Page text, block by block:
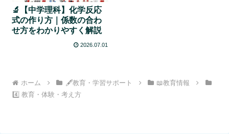
🔬【中学理科】化学反応
式の作り方｜係数の合わ
せ方をわかりやすく解説
2026.07.01
ホーム 🖋教育・学習サポート
📖教育情報
4️⃣ 教育・体験・考え方